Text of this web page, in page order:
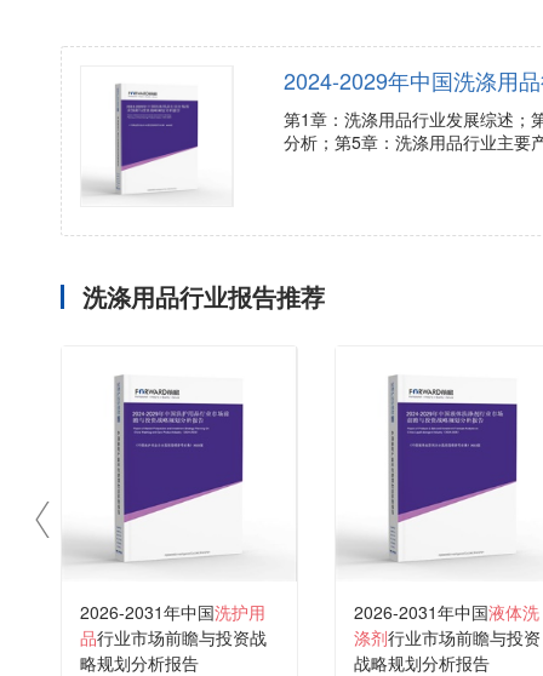
2024-2029年中国洗涤用
第1章：洗涤用品行业发展综述；
分析；第5章：洗涤用品行业主要
洗涤用品行业报告推荐
2026-2031年中国洗护用
品行业市场前瞻与投资战
略规划分析报告
2026-2031年中国液体洗
涤剂行业市场前瞻与投资
战略规划分析报告